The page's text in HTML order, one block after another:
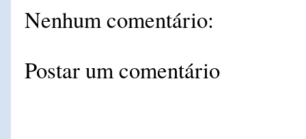
Nenhum comentário:
Postar um comentário